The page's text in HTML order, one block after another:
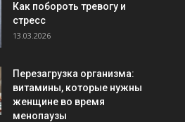
Как побороть тревогу и
стресс
13.03.2026
Перезагрузка организма:
витамины, которые нужны
женщине во время
менопаузы